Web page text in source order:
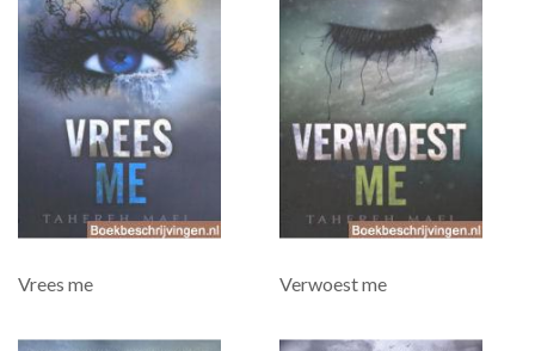
Vrees me Verwoest me